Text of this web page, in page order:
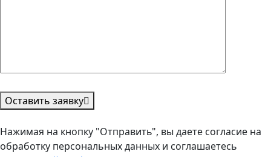
Оставить заявку
Нажимая на кнопку "Отправить", вы даете согласие на
обработку персональных данных и соглашаетесь